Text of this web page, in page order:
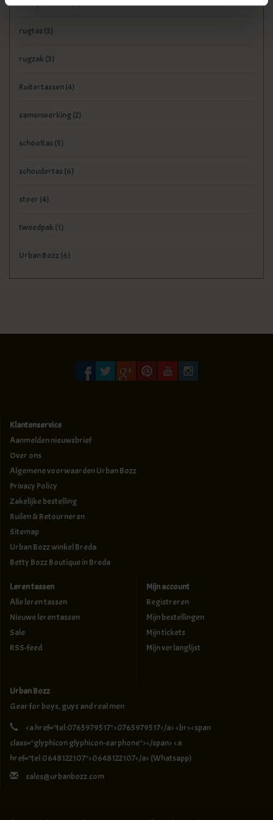
Peaky Blinders(4)
rugtas (3)
rugzak (3)
Ruitertassen (4)
samenwerking(2)
schooltas (5)
schoudertas (6)
stoer (4)
tweedpak (1)
Urban Bozz (6)
Klantenservice
Aanmelden nieuwsbrief
Over ons
Algemene voorwaarden Urban Bozz
Privacy Policy
Zakelijke bestelling
Ruilen & Retourneren
Sitemap
Urban Bozz winkel Breda
Betty Bozz Boutique in Breda
Leren tassen
Alle leren tassen
Nieuwe leren tassen
Sale
RSS-feed
Mijn account
Registreren
Mijn bestellingen
Mijn tickets
Mijn verlanglijst
Urban Bozz
Gear for boys, guys and real men
<a href="tel:0765979517">0765979517</a> <br><span
class="glyphicon glyphicon-earphone"></span> <a
href="tel:0648122107">0648122107</a> (Whatsapp)
sales@urbanbozz.com